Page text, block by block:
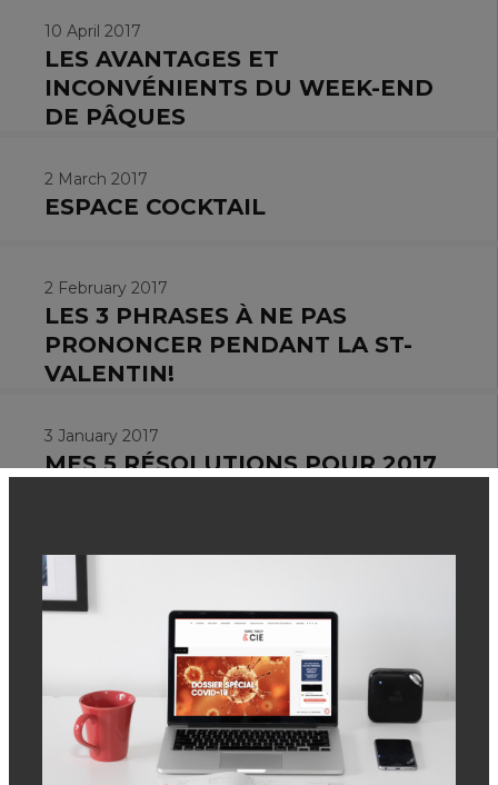
10 April 2017
LES AVANTAGES ET
INCONVÉNIENTS DU WEEK-END
DE PÂQUES
2 March 2017
ESPACE COCKTAIL
2 February 2017
LES 3 PHRASES À NE PAS
PRONONCER PENDANT LA ST-
VALENTIN!
3 January 2017
MES 5 RÉSOLUTIONS POUR 2017
POUR VOUS MESSIEURS; 5
TRUCS À NE PAS FAIRE LORS
D’UNE PREMIÈRE DATE
4 November 2016
5 TRUCS À NE PAS FAIRE LORS
D’UNE ENTREVUE D’EMBAUCHE